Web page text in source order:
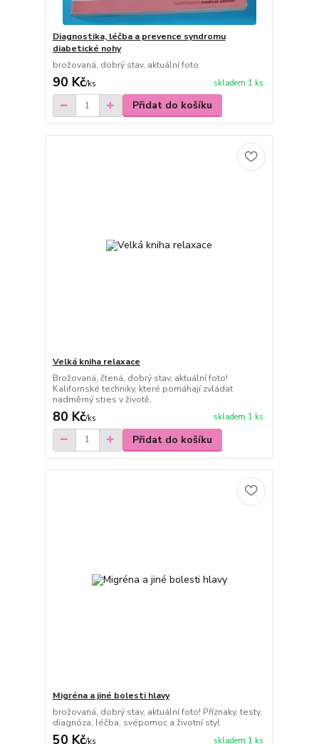
Diagnostika, léčba a prevence syndromu
diabetické nohy
brožovaná, dobrý stav, aktuální foto
90 Kč/ks skladem 1 ks
Přidat do košíku
Velká kniha relaxace
Brožovaná, čtená, dobrý stav, aktuální foto!
Kalifornské techniky, které pomáhají zvládat
nadměrný stres v životě.
80 Kč/ks skladem 1 ks
Přidat do košíku
Migréna a jiné bolesti hlavy
brožovaná, dobrý stav, aktuální foto! Příznaky, testy,
diagnóza, léčba, svépomoc a životní styl
50 Kč/ks skladem 1 ks